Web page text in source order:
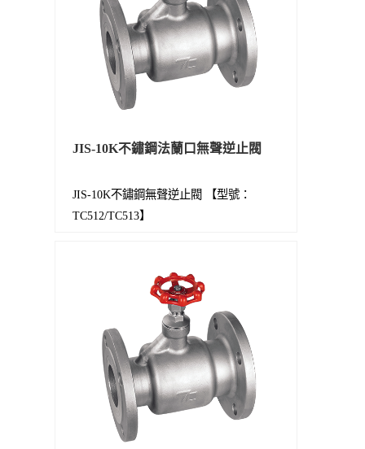
JIS-10K不鏽鋼法蘭口無聲逆止閥
JIS-10K不鏽鋼無聲逆止閥 【型號：
TC512/TC513】